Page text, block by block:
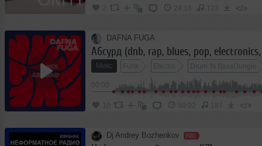
2 24:16 123 </>
DAFNA FUGA
Абсурд (dnb, rap, blues, pop,
Микс Funk Electro Drum 'N Bass/Jungle
50:02 187 </>
Dj Andrey Bozhenkov